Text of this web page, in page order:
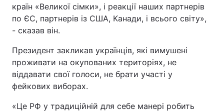
країн «Великої сімки», і реакції наших партнерів
по ЄС, партнерів із США, Канади, і всього світу»,
- сказав він.
Президент закликав українців, які вимушені
проживати на окупованих територіях, не
віддавати свої голоси, не брати участі у
фейкових виборах.
«Це РФ у традиційній для себе манері робить